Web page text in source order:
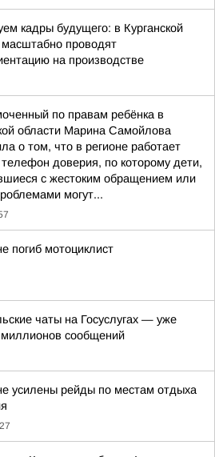
кадры будущего: в Курганской
масштабно проводят
на производстве
по правам ребёнка в
области Марина Самойлова
о том, что в регионе работает
телефон доверия, по которому дети,
с жестоким обращением или
могут...
погиб мотоциклист
чаты на Госуслугах — уже
сообщений
усилены рейды по местам отдыха